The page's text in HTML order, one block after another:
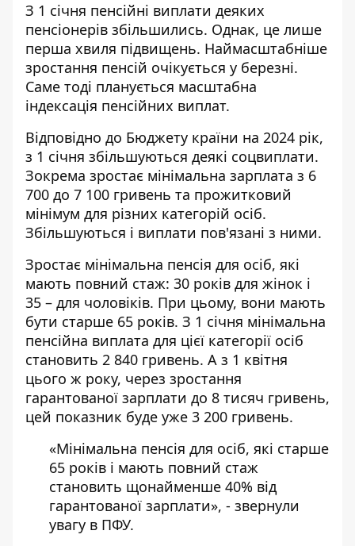
З 1 січня пенсійні виплати деяких
пенсіонерів збільшились. Однак, це лише
перша хвиля підвищень. Наймасштабніше
зростання пенсій очікується у березні.
Саме тоді планується масштабна
індексація пенсійних виплат.
Відповідно до Бюджету країни на 2024 рік,
з 1 січня збільшуються деякі соцвиплати.
Зокрема зростає мінімальна зарплата з 6
700 до 7 100 гривень та прожитковий
мінімум для різних категорій осіб.
Збільшуються і виплати пов'язані з ними.
Зростає мінімальна пенсія для осіб, які
мають повний стаж: 30 років для жінок і
35 – для чоловіків. При цьому, вони мають
бути старше 65 років. З 1 січня мінімальна
пенсійна виплата для цієї категорії осіб
становить 2 840 гривень. А з 1 квітня
цього ж року, через зростання
гарантованої зарплати до 8 тисяч гривень,
цей показник буде уже 3 200 гривень.
«Мінімальна пенсія для осіб, які старше
65 років і мають повний стаж
становить щонайменше 40% від
гарантованої зарплати», - звернули
увагу в ПФУ.